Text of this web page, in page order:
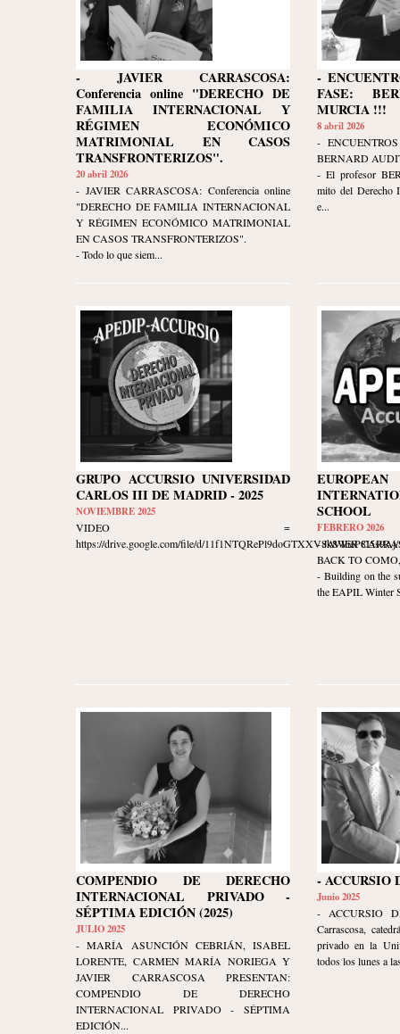
- JAVIER CARRASCOSA:
Conferencia online "DERECHO DE
FAMILIA INTERNACIONAL Y
RÉGIMEN ECONÓMICO
MATRIMONIAL EN CASOS
TRANSFRONTERIZOS".
20 abril 2026
- JAVIER CARRASCOSA: Conferencia online
"DERECHO DE FAMILIA INTERNACIONAL
Y RÉGIMEN ECONÓMICO MATRIMONIAL
EN CASOS TRANSFRONTERIZOS".
- Todo lo que siem...
-
FASE:
MURCIA !!!
8 abril 2026
-
BERNARD
- El profesor
mito del Derecho
e...
GRUPO ACCURSIO UNIVERSIDAD
CARLOS III DE MADRID - 2025
NOVIEMBRE 2025
VIDEO =
https://drive.google.com/file/d/
SCHOOL
FEBRERO 2026
- JAVIER
BACK TO
- Building on the
the EAPIL Winter
COMPENDIO DE DERECHO
INTERNACIONAL PRIVADO -
SÉPTIMA EDICIÓN (2025)
JULIO 2025
- MARÍA ASUNCIÓN CEBRIÁN, ISABEL
LORENTE, CARMEN MARÍA NORIEGA Y
JAVIER CARRASCOSA PRESENTAN:
COMPENDIO DE DERECHO
INTERNACIONAL PRIVADO - SÉPTIMA
EDICIÓN...
- ACCURSIO
Junio 2025
- ACCURSIO
Carrascosa,
privado en la
todos los lunes a